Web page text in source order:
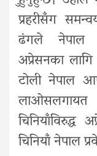
प्रहरीसँग
ढंगले नेपाल
अप्रेसनका
टोली नेपाल
लाओसलगायत
चिनियाँविरुद्ध
चिनियाँ नेपाल